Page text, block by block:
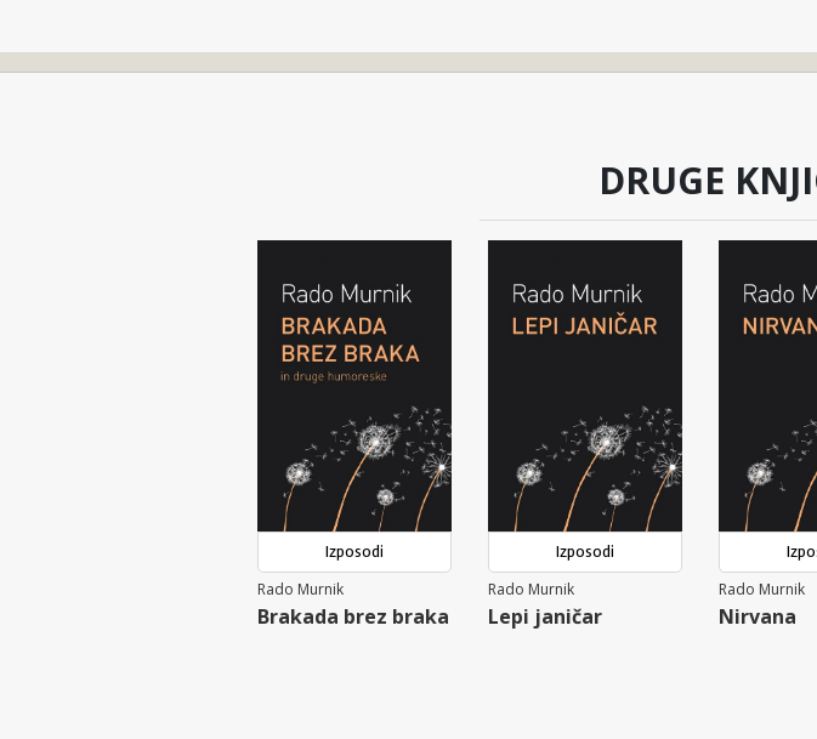
DRUGE
Izposodi
Rado Murnik
Brakada brez braka
Izposodi
Rado Murnik
Lepi janičar
Rado Murnik
Nirvana